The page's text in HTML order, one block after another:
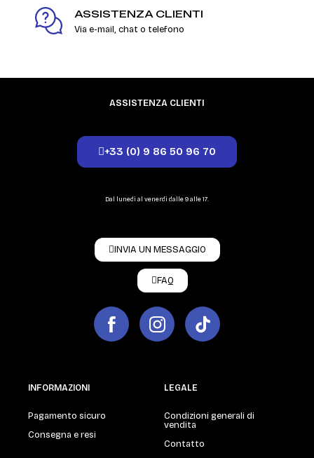
ASSISTENZA CLIENTI
Via e-mail, chat o telefono
ASSISTENZA CLIENTI
+33 (0) 9 86 50 96 70
Dal lunedì al venerdì dalle 9 alle 17.
INVIA UN MESSAGGIO
FAQ
INFORMAZIONI
Pagamento sicuro
Consegna e resi
LEGALE
Condizioni generali di
vendita
Contatto